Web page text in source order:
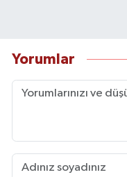
Yorumlar